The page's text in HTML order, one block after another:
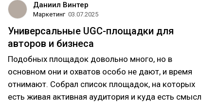
Даниил Винтер
Маркетинг 03.07.2025
Универсальные UGC-площадки для
авторов и бизнеса
Подобных площадок довольно много, но в
основном они и охватов особо не дают, и время
отнимают. Собрал список площадок, на которых
есть живая активная аудитория и куда есть смысл